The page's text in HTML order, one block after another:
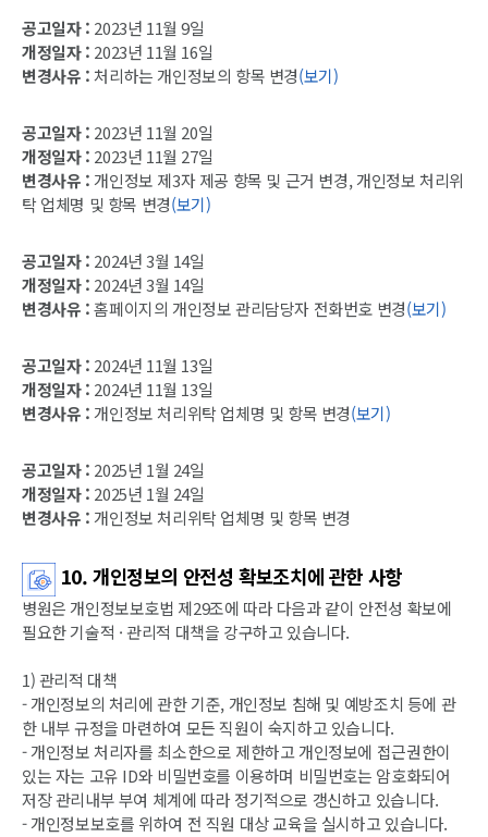
공고일자 : 2023년 11월 9일
개정일자 : 2023년 11월 16일
변경사유 :처리하는 개인정보의 항목 변경(보기)
공고일자 : 2023년 11월 20일
개정일자 : 2023년 11월 27일
변경사유 : 개인정보 제3자 제공 항목 및 근거 변경, 개인정보 처리위
탁 업체명 및 항목 변경(보기)
공고일자 : 2024년 3월 14일
개정일자 : 2024년 3월 14일
변경사유 :홈페이지의 개인정보 관리담당자 전화번호 변경(보기)
공고일자 : 2024년 11월 13일
개정일자 : 2024년 11월 13일
변경사유 : 개인정보 처리위탁 업체명 및 항목 변경(보기)
공고일자 : 2025년 1월 24일
개정일자 : 2025년 1월 24일
변경사유 : 개인정보 처리위탁 업체명 및 항목 변경
10. 개인정보의 안전성 확보조치에 관한 사항
병원은 개인정보보호법 제29조에 따라 다음과 같이 안전성 확보에
필요한 기술적 · 관리적 대책을 강구하고 있습니다.
1) 관리적 대책
- 개인정보의 처리에 관한 기준, 개인정보 침해 및 예방조치 등에 관
한 내부 규정을 마련하여 모든 직원이 숙지하고 있습니다.
- 개인정보 처리자를 최소한으로 제한하고 개인정보에 접근권한이
있는 자는 고유 ID와 비밀번호를 이용하며 비밀번호는 암호화되어
저장 관리내부 부여 체계에 따라 정기적으로 갱신하고 있습니다.
- 개인정보보호를 위하여 전 직원 대상 교육을 실시하고 있습니다.